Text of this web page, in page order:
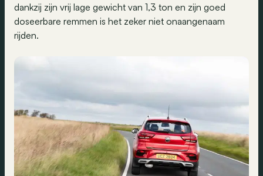
dankzij zijn vrij lage gewicht van 1,3 ton en zijn goed
doseerbare remmen is het zeker niet onaangenaam
rijden.